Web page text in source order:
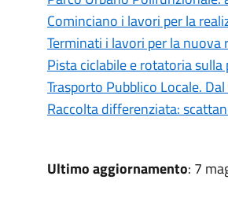
Cominciano i lavori per la
Terminati i lavori per la
Pista ciclabile e rotatoria
Trasporto Pubblico Locale.
Raccolta differenziata:
Ultimo aggiornamento: 7